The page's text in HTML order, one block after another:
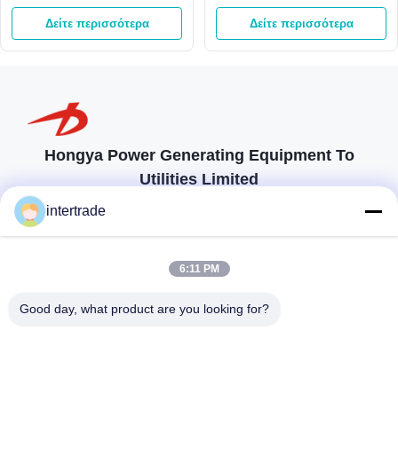
στροβίλων 800kw του
Francis 65m γεννήτρια
τουρμπίνας του Francis
Δείτε περισσότερα
το δρομέα ανοξείδωτου
Δείτε περισσότερα
Hongya Power Generating Equipment To
Utilities Limited
προσαρμοσμένες λύσεις για να ανταποκρίνονται στις απαιτήσεις των
86-28-37561966-8:00
intertrade
6:11 PM
Good day, what product are you looking for?